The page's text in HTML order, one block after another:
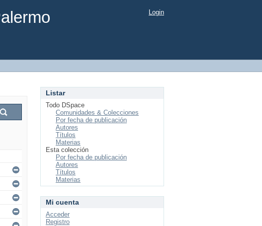
Login
Listar
Todo DSpace
Comunidades & Colecciones
Por fecha de publicación
Autores
Títulos
Materias
Esta colección
Por fecha de publicación
Autores
Títulos
Materias
Mi cuenta
Acceder
Registro